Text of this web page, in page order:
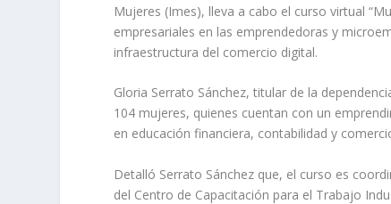
Mujeres (Imes), lleva a cabo el curso virtual
empresariales en las emprendedoras y
infraestructura del comercio digital.
Gloria Serrato Sánchez, titular de la
104 mujeres, quienes cuentan con un
en educación financiera, contabilidad y
Detalló Serrato Sánchez que, el curso es
del Centro de Capacitación para el Trabajo